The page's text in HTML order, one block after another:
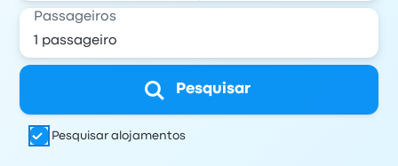
Passageiros
Pesquisar
Pesquisar alojamentos